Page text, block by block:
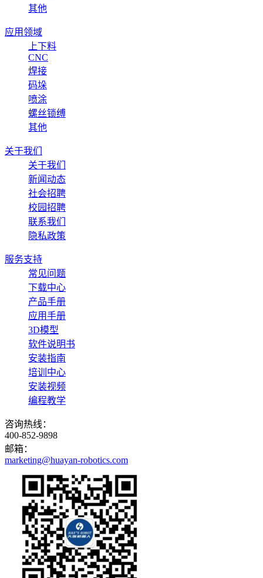
其他
应用领域
上下料
CNC
焊接
码垛
喷涂
螺丝锁缚
其他
关于我们
关于我们
新闻动态
社会招聘
校园招聘
联系我们
隐私政策
服务支持
常见问题
下载中心
产品手册
应用手册
3D模型
软件说明书
安装指南
培训中心
安装视频
编程教学
咨询热线：
400-852-9898
邮箱：
marketing@huayan-robotics.com